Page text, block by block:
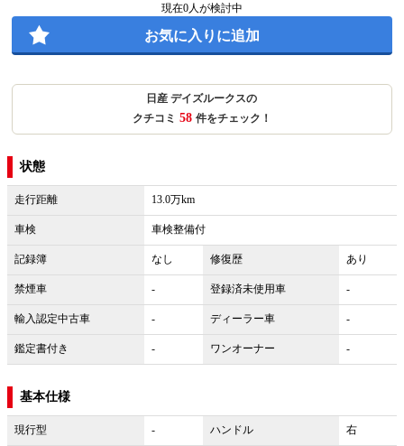
現在0人が検討中
お気に入りに追加
日産 デイズルークスの
クチコミ 58 件をチェック！
状態
走行距離 13.0万km
車検 車検整備付
記録簿 なし 修復歴 あり
禁煙車 - 登録済未使用車 -
輸入認定中古車 - ディーラー車 -
鑑定書付き - ワンオーナー -
基本仕様
現行型 - ハンドル
右